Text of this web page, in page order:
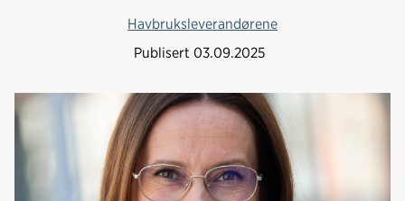
Havbruksleverandørene
Publisert 03.09.2025